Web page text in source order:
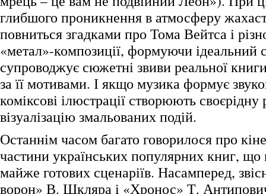
глибшого проникнення в атмосферу
повниться згадками про Тома Вейтса і
«метал»-композиції, формуючи ідеальний
супроводжує сюжетні звиви реальної
за її мотивами. І якщо музика формує
коміксові ілюстрації створюють своєрідну
візуалізацію змальованих подій.
Останнім часом багато говорилося про
частини українських популярних книг,
майже готових сценаріїв. Насамперед,
ворон» В. Шкляра і «Хронос» Т.